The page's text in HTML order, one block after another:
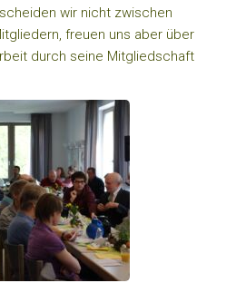
wir nicht zwischen
freuen uns aber über
durch seine Mitgliedschaft